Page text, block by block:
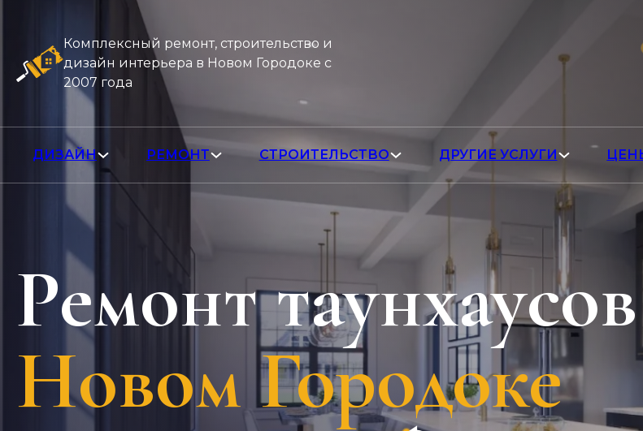
Комплексный ремонт, строительство и
дизайн интерьера в Новом Городоке с
2007 года
ДИЗАЙН РЕМОНТ СТРОИТЕЛЬСТВО ДРУГИЕ УСЛУГИ
Ремонт таунхаусов
Новом Городоке